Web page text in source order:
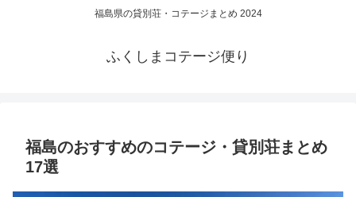
福島県の貸別荘・コテージまとめ 2024
ふくしまコテージ便り
福島のおすすめのコテージ・貸別荘まとめ
17選